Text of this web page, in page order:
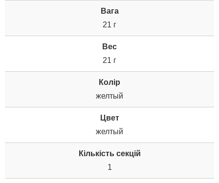
Вага
21 г
Вес
21 г
Колір
желтый
Цвет
желтый
Кількість секцій
1